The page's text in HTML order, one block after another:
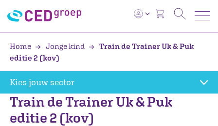
Home Jonge kind
Train de Trainer Uk & Puk
editie 2 (kov)
Kies jouw sector
Train de Trainer Uk & Puk
editie 2 (kov)